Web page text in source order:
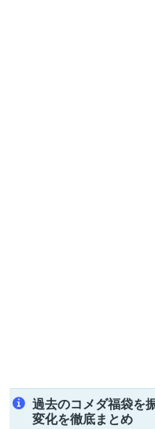
過去のコメダ福袋を
変化を徹底まとめ